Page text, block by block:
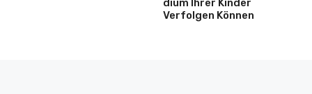
Dium Ihrer Kinder
Verfolgen Können